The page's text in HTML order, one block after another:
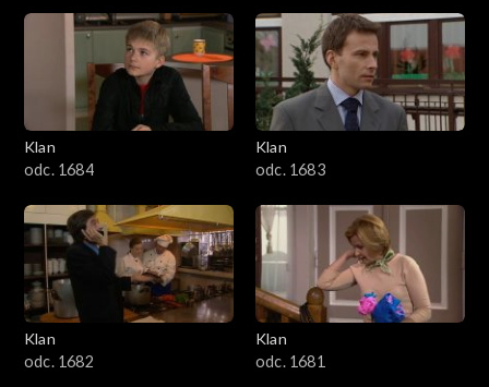
1801–1900
1701–1800
1601–1700
1501–1600
1401–1500
1301–1400
1201–1300
Klan
odc. 1684
Klan
odc. 1683
Klan
odc. 1682
Klan
odc. 1681